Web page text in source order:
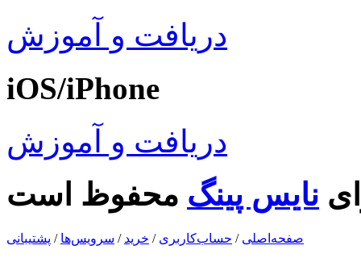
دریافت و آموزش
iOS/iPhone
دریافت و آموزش
نایس پینگ
صفحه‌اصلی / حساب‌کاربری / خرید / سرویس‌ها / پشتیبانی